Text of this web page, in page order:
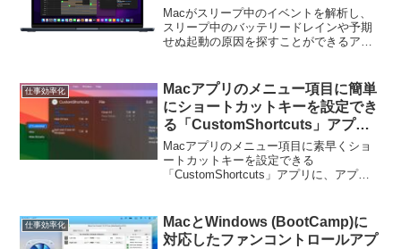
すことができるアプリ「Sleep
Aid」がリリース。
Macがスリープ中のイベントを解析し、
スリープ中のバッテリードレインや予期
せぬ起動の原因を探すことができるアプ
仕事効率化
Macアプリのメニュー項目に簡単
にショートカットキーを設定でき
る「CustomShortcuts」アプリ
に、アプリのショートカットキー
一覧を表示してくれる
「KeyClu」の統合機能が追加。
Macアプリのメニュー項目に素早くショ
ートカットキーを設定できる
「CustomShortcuts」アプリに、アプリ
ています。詳細は以下から。
仕事効率化
MacとWindows (BootCamp)に
対応したファンコントロールアプ